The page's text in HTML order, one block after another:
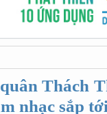
Thách
nhạc sắp